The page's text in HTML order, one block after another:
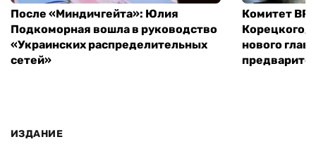
После «Миндичгейта»: Юлия
Подкоморная вошла в руководство
«Украинских распределительных
сетей»
Комитет ВР
Корецкого,
нового
ИЗДАНИЕ